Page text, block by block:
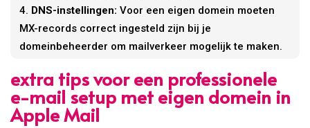
DNS-instellingen: Voor een eigen domein moeten
MX-records correct ingesteld zijn bij je
domeinbeheerder om mailverkeer mogelijk te maken.
extra tips voor een professionele
e-mail setup met eigen domein in
Apple Mail